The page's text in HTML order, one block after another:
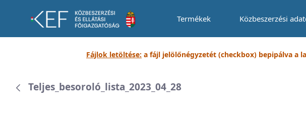
Termékek Közbeszerzési
Fájlok letöltése: a fájl jelölőnégyzetét (checkbox) bepipálva a
Teljes_besoroló_lista_2023_04_28